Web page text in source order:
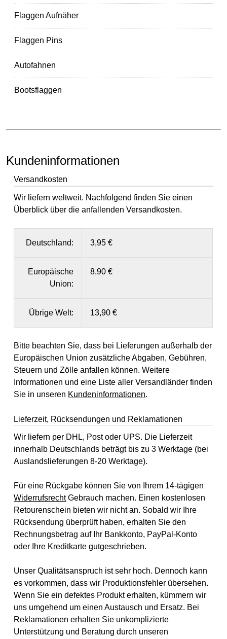
Flaggen Aufnäher
Flaggen Pins
Autofahnen
Bootsflaggen
Kundeninformationen
Versandkosten
Wir liefern weltweit. Nachfolgend finden Sie einen
Überblick über die anfallenden Versandkosten.
Deutschland: 3,95 €
Europäische
Union:
8,90 €
Übrige Welt: 13,90 €
Bitte beachten Sie, dass bei Lieferungen außerhalb der
Europäischen Union zusätzliche Abgaben, Gebühren,
Steuern und Zölle anfallen können. Weitere
Informationen und eine Liste aller Versandländer finden
Sie in unseren Kundeninformationen.
Lieferzeit, Rücksendungen und Reklamationen
Wir liefern per DHL, Post oder UPS. Die Lieferzeit
innerhalb Deutschlands beträgt bis zu 3 Werktage (bei
Auslandslieferungen 8-20 Werktage).
Für eine Rückgabe können Sie von Ihrem 14-tägigen
WiderrufsrechtGebrauch machen. Einen kostenlosen
Retourenschein bieten wir nicht an. Sobald wir Ihre
Rücksendung überprüft haben, erhalten Sie den
Rechnungsbetrag auf Ihr Bankkonto, PayPal-Konto
oder Ihre Kreditkarte gutgeschrieben.
Unser Qualitätsanspruch ist sehr hoch. Dennoch kann
es vorkommen, dass wir Produktionsfehler übersehen.
Wenn Sie ein defektes Produkt erhalten, kümmern wir
uns umgehend um einen Austausch und Ersatz. Bei
Reklamationen erhalten Sie unkomplizierte
Unterstützung und Beratung durch unseren